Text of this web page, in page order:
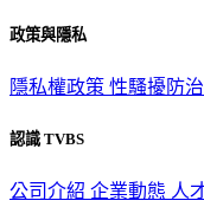
政策與隱私
隱私權政策 性騷擾防
認識 TVBS
公司介紹 企業動態 人